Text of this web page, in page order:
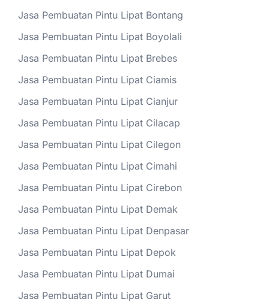
Jasa Pembuatan Pintu Lipat Bontang
Jasa Pembuatan Pintu Lipat Boyolali
Jasa Pembuatan Pintu Lipat Brebes
Jasa Pembuatan Pintu Lipat Ciamis
Jasa Pembuatan Pintu Lipat Cianjur
Jasa Pembuatan Pintu Lipat Cilacap
Jasa Pembuatan Pintu Lipat Cilegon
Jasa Pembuatan Pintu Lipat Cimahi
Jasa Pembuatan Pintu Lipat Cirebon
Jasa Pembuatan Pintu Lipat Demak
Jasa Pembuatan Pintu Lipat Denpasar
Jasa Pembuatan Pintu Lipat Depok
Jasa Pembuatan Pintu Lipat Dumai
Jasa Pembuatan Pintu Lipat Garut